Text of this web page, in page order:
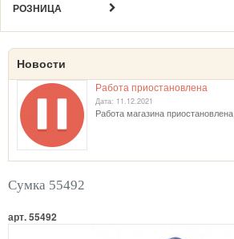
РОЗНИЦА
Новости
Работа приостановлена
Дата: 11.12.2021
Работа магазина приостановлена
Сумка 55492
арт. 55492